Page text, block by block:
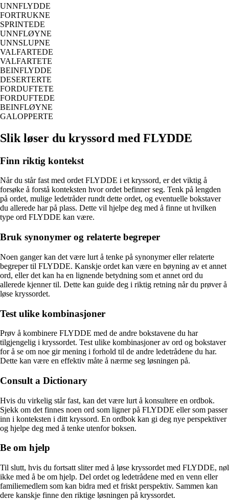
UNNFLYDDE
FORTRUKNE
SPRINTEDE
UNNFLØYNE
UNNSLUPNE
VALFARTEDE
VALFARTETE
BEINFLYDDE
DESERTERTE
FORDUFTETE
FORDUFTEDE
BEINFLØYNE
GALOPPERTE
Slik løser du kryssord med FLYDDE
Finn riktig kontekst
Når du står fast med ordet FLYDDE i et kryssord, er det viktig å
forsøke å forstå konteksten hvor ordet befinner seg. Tenk på lengden
på ordet, mulige ledetråder rundt dette ordet, og eventuelle bokstaver
du allerede har på plass. Dette vil hjelpe deg med å finne ut hvilken
type ord FLYDDE kan være.
Bruk synonymer og relaterte begreper
Noen ganger kan det være lurt å tenke på synonymer eller relaterte
begreper til FLYDDE. Kanskje ordet kan være en bøyning av et annet
ord, eller det kan ha en lignende betydning som et annet ord du
allerede kjenner til. Dette kan guide deg i riktig retning når du prøver å
løse kryssordet.
Test ulike kombinasjoner
Prøv å kombinere FLYDDE med de andre bokstavene du har
tilgjengelig i kryssordet. Test ulike kombinasjoner av ord og bokstaver
for å se om noe gir mening i forhold til de andre ledetrådene du har.
Dette kan være en effektiv måte å nærme seg løsningen på.
Consult a Dictionary
Hvis du virkelig står fast, kan det være lurt å konsultere en ordbok.
Sjekk om det finnes noen ord som ligner på FLYDDE eller som passer
inn i konteksten i ditt kryssord. En ordbok kan gi deg nye perspektiver
og hjelpe deg med å tenke utenfor boksen.
Be om hjelp
Til slutt, hvis du fortsatt sliter med å løse kryssordet med FLYDDE, nøl
ikke med å be om hjelp. Del ordet og ledetrådene med en venn eller
familiemedlem som kan bidra med et friskt perspektiv. Sammen kan
dere kanskje finne den riktige løsningen på kryssordet.